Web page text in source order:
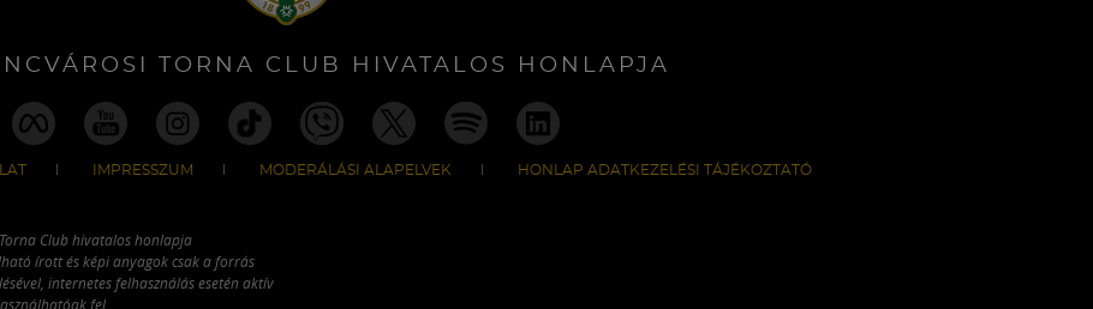
TORNA CLUB HIVATALOS HONLAPJA
IMPRESSZUM MODERÁLÁSI ALAPELVEK HONLAP ADATKEZELÉSI TÁJÉKOZTATÓ
Club hivatalos honlapja
írott és képi anyagok csak a forrás
internetes felhasználás esetén aktív
fel.